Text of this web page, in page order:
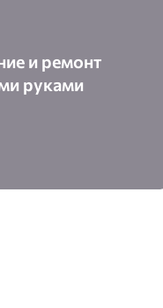
и ремонт
руками